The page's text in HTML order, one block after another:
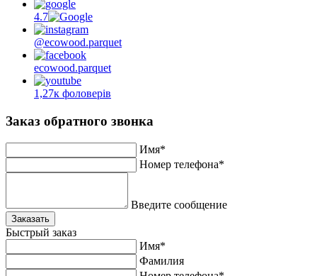
4.7
@ecowood.parquet
ecowood.parquet
1,27к фоловерів
Заказ обратного звонка
Имя*
Номер телефона*
Введите сообщение
Заказать
Быстрый заказ
Имя*
Фамилия